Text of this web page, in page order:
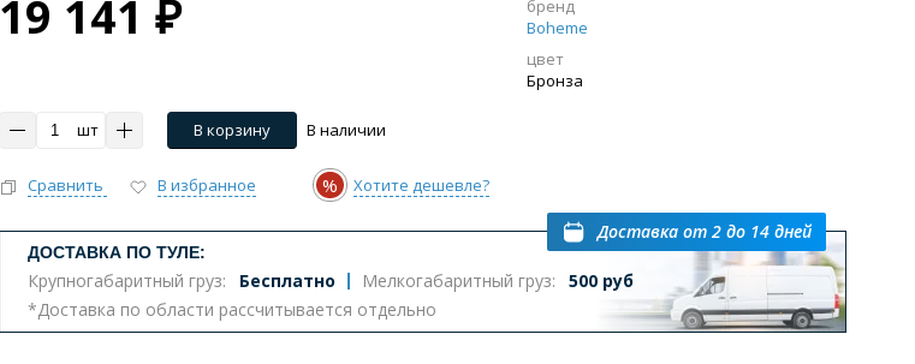
19 141 ₽
бренд
Boheme
цвет
Бронза
шт В корзину В наличии
Сравнить В избранное % Хотите дешевле?
ДОСТАВКА ПО ТУЛЕ:
Крупногабаритный груз: Бесплатно Мелкогабаритный груз:
500 руб
*Доставка по области рассчитывается отдельно
Доставка от 2 до 14 дней